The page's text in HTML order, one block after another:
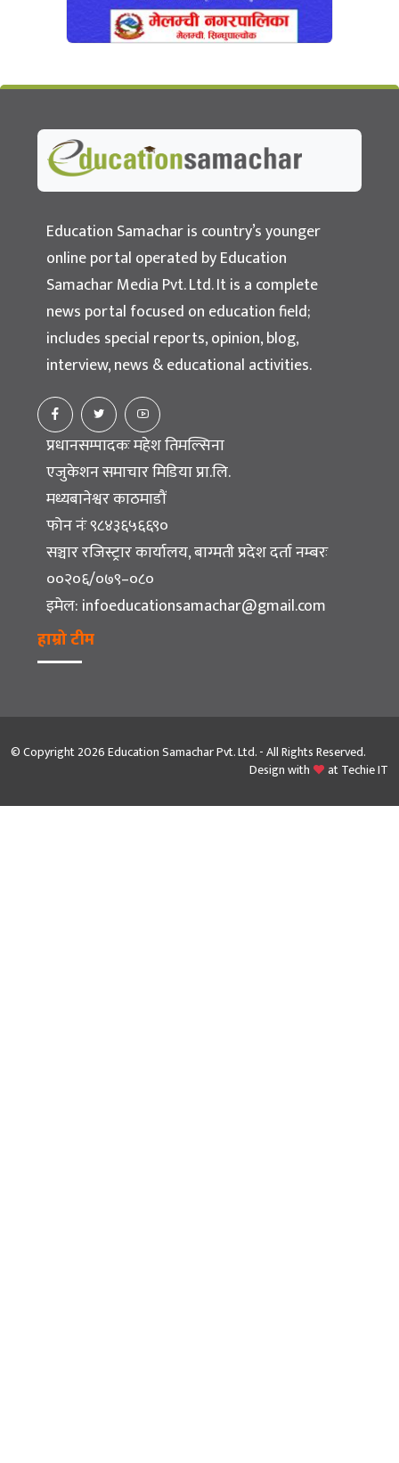
Education Samachar
Nepal's No.1 Educational News Portal
Education Samachar is country’s younger
online portal operated by Education
Samachar Media Pvt. Ltd. It is a complete
news portal focused on education field;
includes special reports, opinion, blog,
interview, news & educational activities.
प्रधानसम्पादकः महेश तिमल्सिना
एजुकेशन समाचार मिडिया प्रा.लि.
मध्यबानेश्वर काठमाडौं
फोन नंः ९८४३६५६६९०
सञ्चार रजिस्ट्रार कार्यालय, बाग्मती प्रदेश दर्ता नम्बरः
००२०६/०७९–०८०
इमेल: infoeducationsamachar@gmail.com
हाम्रो टीम
© Copyright 2026 Education Samachar Pvt. Ltd. - All Rights Reserved.
Design with
atTechie IT